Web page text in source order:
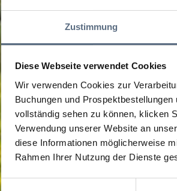
Zustimmung
Diese Webseite verwendet Cookies
Wir verwenden Cookies zur
Buchungen und
vollständig sehen zu können, klicken
Verwendung unserer Website an
diese Informationen möglicherweise
Rahmen Ihrer Nutzung der Dienste
Einwilligungsauswahl